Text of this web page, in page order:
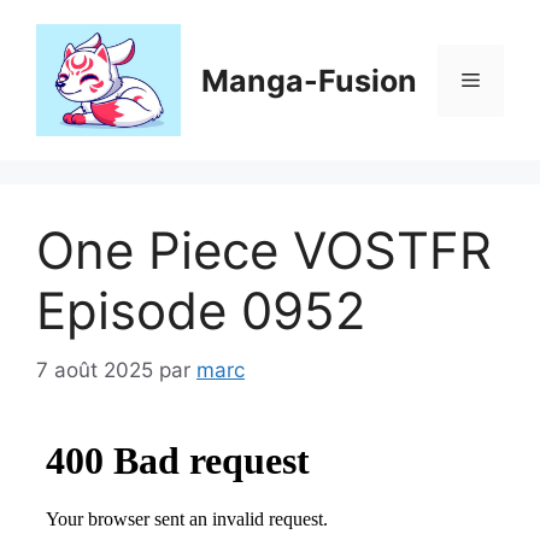
contenu
Manga-Fusion Menu
One Piece VOSTFR
Episode 0952
7 août 2025 par marc